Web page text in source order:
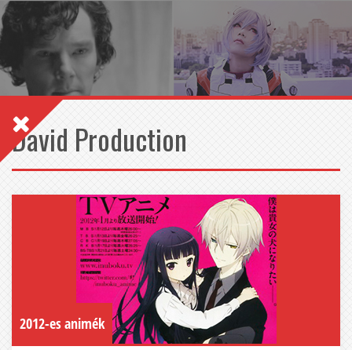
David Production
2012-es animék